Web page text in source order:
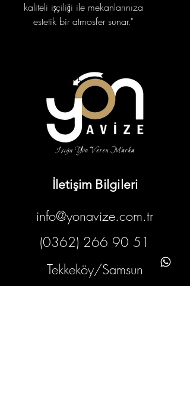
kaliteli işçiliği ile mekanlarınıza
estetik bir atmosfer sunar."
İletişim Bilgileri
info@yonavize.com.tr
(0362) 266 90 51
Tekkeköy/Samsun